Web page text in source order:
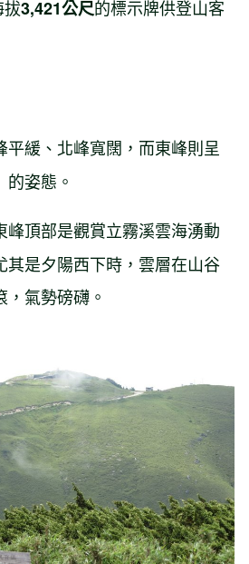
3,421公尺的標示牌供登山客
平緩、北峰寬闊，而東峰則呈
姿態。
峰頂部是觀賞立霧溪雲海湧動
其是夕陽西下時，雲層在山谷
氣勢磅礴。